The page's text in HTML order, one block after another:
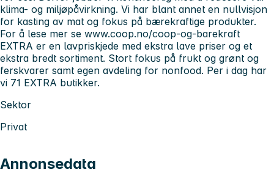
klima- og miljøpåvirkning. Vi har blant annet en nullvisjon
for kasting av mat og fokus på bærekraftige produkter.
For å lese mer se www.coop.no/coop-og-barekraft
EXTRA er en lavpriskjede med ekstra lave priser og et
ekstra bredt sortiment. Stort fokus på frukt og grønt og
ferskvarer samt egen avdeling for nonfood. Per i dag har
vi 71 EXTRA butikker.
Sektor
Privat
Annonsedata